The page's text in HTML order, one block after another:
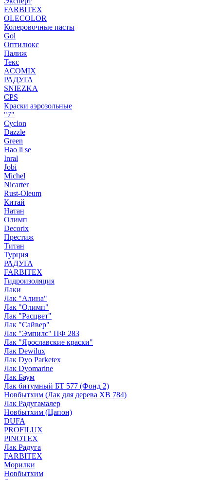
FARBITEX
OLECOLOR
Колеровочные пасты
Gol
Оптилюкс
Палиж
Текс
ACOMIX
РАДУГА
SNIEZKA
CPS
Краски аэрозольные
"7"
Cyclon
Dazzle
Green
Hao li se
Inral
Jobi
Michel
Nicarter
Rust-Oleum
Китай
Натан
Олимп
Decorix
Престиж
Титан
Турция
РАДУГА
FARBITEX
Гидроизоляция
Лаки
Лак "Алина"
Лак "Олимп"
Лак "Расцвет"
Лак "Сайвер"
Лак "Эмпилс" ПФ 283
Лак "Ярославские краски"
Лак Dewilux
Лак Dyo Parketex
Лак Dyomarine
Лак Баум
Лак битумный БТ 577 (Фонд 2)
Новбытхим (Лак для дерева ХВ 784)
Лак Радугамалер
Новбытхим (Цапон)
DUFA
PROFILUX
PINOTEX
Лак Радуга
FARBITEX
Морилки
Новбытхим